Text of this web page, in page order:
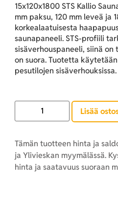
15x120x1800 STS Kallio
mm paksu, 120 mm leveä ja
korkealaatuisesta
saunapaneeli. STS-profiili
sisäverhouspaneeli, siinä on
on suora. Tuotetta
pesutilojen sisäverhouksissa.
Lisää
Tämän tuotteen hinta ja
ja Ylivieskan myymälässä.
hinta ja saatavuus suoraan